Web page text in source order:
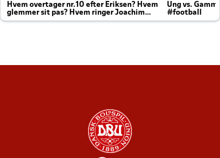
Hvem overtager nr.10 efter Eriksen? Hvem
glemmer sit pas? Hvem ringer Joachim
altid til efter kampe?
Ung vs.
#football